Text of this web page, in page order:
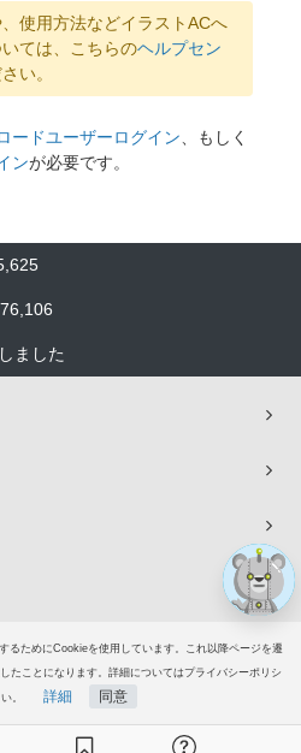
るためにCookieを使用しています。これ以降ページを遷
たことになります。詳細についてはプライバシーポリシ
。 詳細 同意
使用方法などイラストACへ
ては、こちらのヘルプセン
い。
ードユーザーログイン、もしく
ンが必要です。
ました
ご意見・ご要望